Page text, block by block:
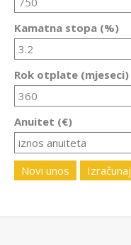
Kamatna stopa (%)
Rok otplate (mjeseci)
Anuitet (€)
Novi unos Izračunaj